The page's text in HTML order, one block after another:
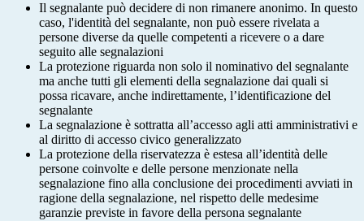
Il segnalante può decidere di non rimanere anonimo. In questo
caso, l'identità del segnalante, non può essere rivelata a
persone diverse da quelle competenti a ricevere o a dare
seguito alle segnalazioni
La protezione riguarda non solo il nominativo del segnalante
ma anche tutti gli elementi della segnalazione dai quali si
possa ricavare, anche indirettamente, l’identificazione del
segnalante
La segnalazione è sottratta all’accesso agli atti amministrativi e
al diritto di accesso civico generalizzato
La protezione della riservatezza è estesa all’identità delle
persone coinvolte e delle persone menzionate nella
segnalazione fino alla conclusione dei procedimenti avviati in
ragione della segnalazione, nel rispetto delle medesime
garanzie previste in favore della persona segnalante